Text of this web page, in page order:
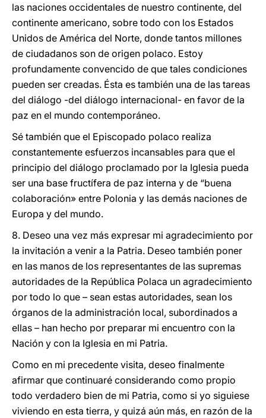
las naciones occidentales de nuestro continente, del
continente americano, sobre todo con los Estados
Unidos de América del Norte, donde tantos millones
de ciudadanos son de origen polaco. Estoy
profundamente convencido de que tales condiciones
pueden ser creadas. Ésta es también una de las tareas
del diálogo -del diálogo internacional- en favor de la
paz en el mundo contemporáneo.
Sé también que el Episcopado polaco realiza
constantemente esfuerzos incansables para que el
principio del diálogo proclamado por la Iglesia pueda
ser una base fructífera de paz interna y de “buena
colaboración» entre Polonia y las demás naciones de
Europa y del mundo.
8. Deseo una vez más expresar mi agradecimiento por
la invitación a venir a la Patria. Deseo también poner
en las manos de los representantes de las supremas
autoridades de la República Polaca un agradecimiento
por todo lo que – sean estas autoridades, sean los
órganos de la administración local, subordinados a
ellas – han hecho por preparar mi encuentro con la
Nación y con la Iglesia en mi Patria.
Como en mi precedente visita, deseo finalmente
afirmar que continuaré considerando como propio
todo verdadero bien de mi Patria, como si yo siguiese
viviendo en esta tierra, y quizá aún más, en razón de la